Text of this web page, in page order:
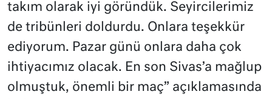
takım olarak iyi göründük. Seyircilerimiz
de tribünleri doldurdu. Onlara teşekkür
ediyorum. Pazar günü onlara daha çok
ihtiyacımız olacak. En son Sivas’a mağlup
olmuştuk, önemli bir maç” açıklamasında